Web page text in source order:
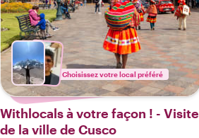
Choisissez votre local préféré
Withlocals à votre façon ! - Visite
de la ville de Cusco